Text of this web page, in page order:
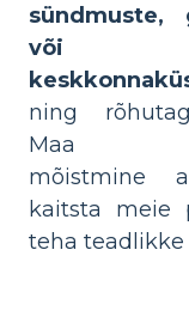
sündmuste,
või
ning
Maa
mõistmine
kaitsta meie
teha teadlikke